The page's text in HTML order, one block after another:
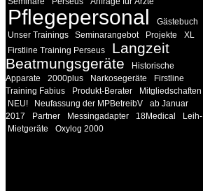
Pflegepersonal
Gästebuch
Unser Trainings
Seminarangebot Projekte
XL
Firstline Training Perseus
Langzeit
Beatmungsgeräte
Historische
Apparate
2000plus Narkosegeräte
Firstline
Training Fabius
Produkt-Berater
Mitgliedschaften
NEU!
Neufassung der MPBetreibV
ab Januar
2017
Partner Messingadapter 18Medical
Leih-
Mietgeräte
Oxylog 2000